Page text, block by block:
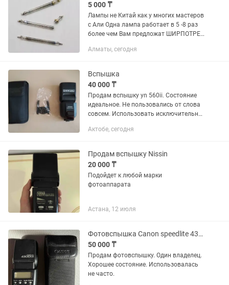
5 000 ₸
Лампы не Китай как у многих мастеров
с Али Одна лампа работает в 5 -8 раз
более чем Вам предложат ШИРПОТРЕБ
Отправка в регионы Nikon SB600, Nikon
Алматы, сегодня
Вспышка
40 000 ₸
Продам вспышку yn 560ii. Состояние
идеальное. Не пользовались от слова
совсем. Использовать исключительно
комплект не поставляю). В общем
Актобе, сегодня
Продам вспышку Nissin
20 000 ₸
Подойдет к любой марки
фотоаппарата
Астана, 12 июля
Фотовспышка Canon speedlite 430ex ii
50 000 ₸
Продам фотовспышку. Один владелец.
Хорошее состояние. Использовалась
не часто.